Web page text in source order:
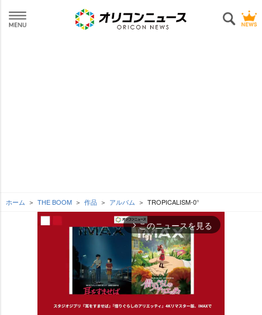
ホーム THE BOOM 作品 アルバム TROPICALISM-0°
arrow_forward_ios このニュースを見る